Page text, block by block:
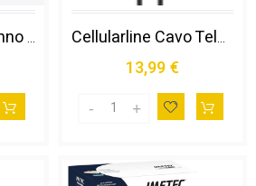
Imetec Scaldasonno Adapto Singolo 150 X 80 Cm, Basso Consumo, Riscaldamento Rapido, Temperatura Personalizzata, 100% Lana e Merino, Made in Italy, Tessuto Antiscivolo, Comando con 6 Temperature Cellularline Cavo Telato 150 Cm - Usb-c To Usb-c Cavo Telato Ultra-resistente
13,99 €